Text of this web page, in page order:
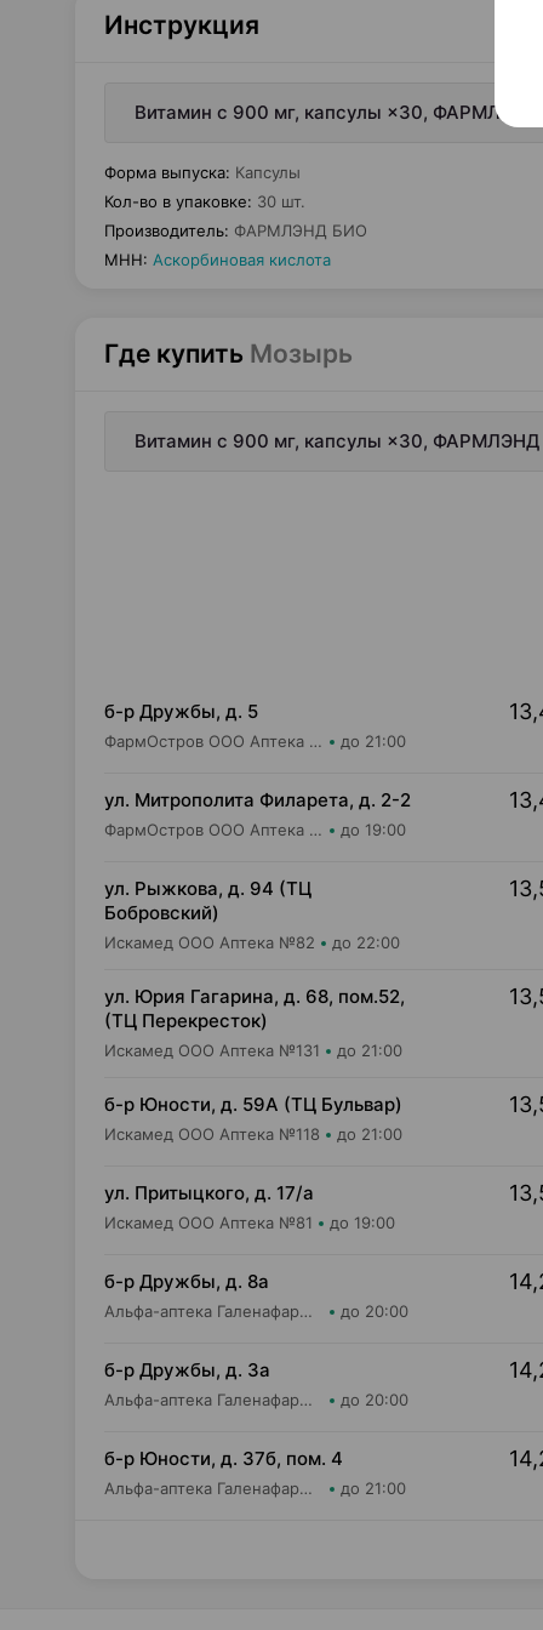
Инструкция
Витамин с 900 мг, капсулы ×30, ФАРМЛЭНД
Форма выпуска: Капсулы
Кол-во в упаковке: 30 шт.
Производитель: ФАРМЛЭНД БИО
МНН: Аскорбиновая кислота
Где купить Мозырь
Витамин с 900 мг, капсулы ×30,
б-р Дружбы, д. 5
ФармОстров ООО Аптека №5 на Дружбы до 21:00
ул. Митрополита Филарета, д. 2-2
ФармОстров ООО Аптека №18 до 19:00
ул. Рыжкова, д. 94 (ТЦ
Бобровский)
Искамед ООО Аптека №82 до 22:00
ул. Юрия Гагарина, д. 68, пом.52,
(ТЦ Перекресток)
Искамед ООО Аптека №131 до 21:00
б-р Юности, д. 59А (ТЦ Бульвар)
Искамед ООО Аптека №118 до 21:00
ул. Притыцкого, д. 17/а
Искамед ООО Аптека №81 до 19:00
б-р Дружбы, д. 8а
Альфа-аптека Галенафарм ООО Аптека №19 до 20:00
б-р Дружбы, д. 3а
Альфа-аптека Галенафарм ООО Аптека №17 до 20:00
б-р Юности, д. 37б, пом. 4
Альфа-аптека Галенафарм ООО Аптека №20 до 21:00